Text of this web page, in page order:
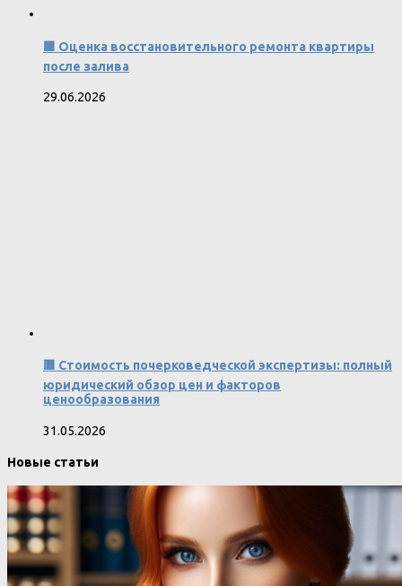
🟩 Оценка восстановительного ремонта квартиры
после залива
29.06.2026
🟥 Стоимость почерковедческой экспертизы: полный
юридический обзор цен и факторов
ценообразования
31.05.2026
Новые статьи